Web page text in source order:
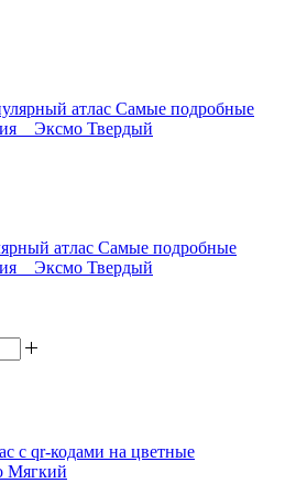
атлас Самые подробные
_ Эксмо Твердый